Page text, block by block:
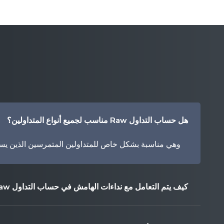
هل حساب التداول Raw مناسب لجميع أنواع المتداولين؟
وهي مناسبة بشكل خاص للمتداولين المتمرسين الذين
كيف يتم التعامل مع نداءات الهامش في حساب التداول Raw ؟